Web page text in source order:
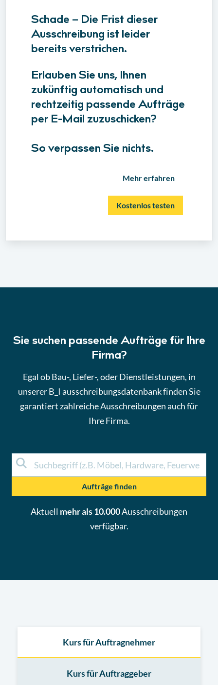
Schade – Die Frist dieser
Ausschreibung ist leider
bereits verstrichen.
Erlauben Sie uns, Ihnen
zukünftig automatisch und
rechtzeitig passende Aufträge
per E-Mail zuzuschicken?
So verpassen Sie nichts.
Mehr erfahren
Kostenlos testen
Sie suchen passende Aufträge für Ihre
Firma?
Egal ob Bau-, Liefer-, oder Dienstleistungen, in
unserer B_I ausschreibungsdatenbank finden Sie
garantiert zahlreiche Ausschreibungen auch für
Ihre Firma.
Aufträge finden
Aktuell mehr als 10.000Ausschreibungen
verfügbar.
Kurs für Auftragnehmer
Kurs für Auftraggeber